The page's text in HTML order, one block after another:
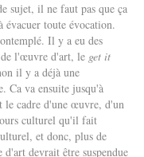
sujet, il ne faut pas que ça
évacuer toute évocation.
Il y a eu des
de l'œuvre d'art, le get it
il y a déjà une
Ca va ensuite jusqu'à
le cadre d'une œuvre, d'un
culturel qu'il fait
et donc, plus de
devrait être suspendue